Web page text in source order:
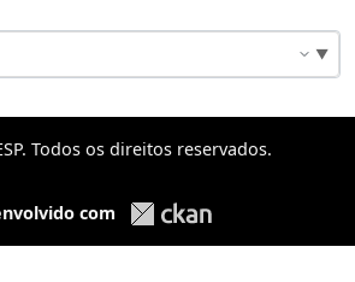
Todos os direitos reservados.
com